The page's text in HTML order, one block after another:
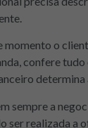
momento o
confere tudo
determina
sempre a
ser realizada a